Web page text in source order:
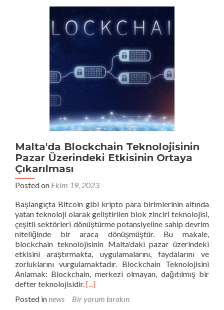
sınıf
kozmetik
ürünleri
toptan
satışını
keşfedin
güvenilir
tedarikçileriniz
yağı,
dikenli
tohumu
yağı
sağlayıcılarınız
Malta'da Blockchain Teknolojisinin
Pazar Üzerindeki Etkisinin Ortaya
Çıkarılması
Posted on Ekim 19, 2023
Başlangıçta Bitcoin gibi kripto para birimlerinin altında
yatan teknoloji olarak geliştirilen blok zinciri teknolojisi,
çeşitli sektörleri dönüştürme potansiyeline sahip devrim
niteliğinde bir araca dönüşmüştür. Bu makale,
blockchain teknolojisinin Malta'daki pazar üzerindeki
etkisini araştırmakta, uygulamalarını, faydalarını ve
zorluklarını vurgulamaktadır. Blockchain Teknolojisini
Anlamak: Blockchain, merkezi olmayan, dağıtılmış bir
defter teknolojisidir.Hakkında
fazlasını
[...]
Posted innews Bir yorum bırakın